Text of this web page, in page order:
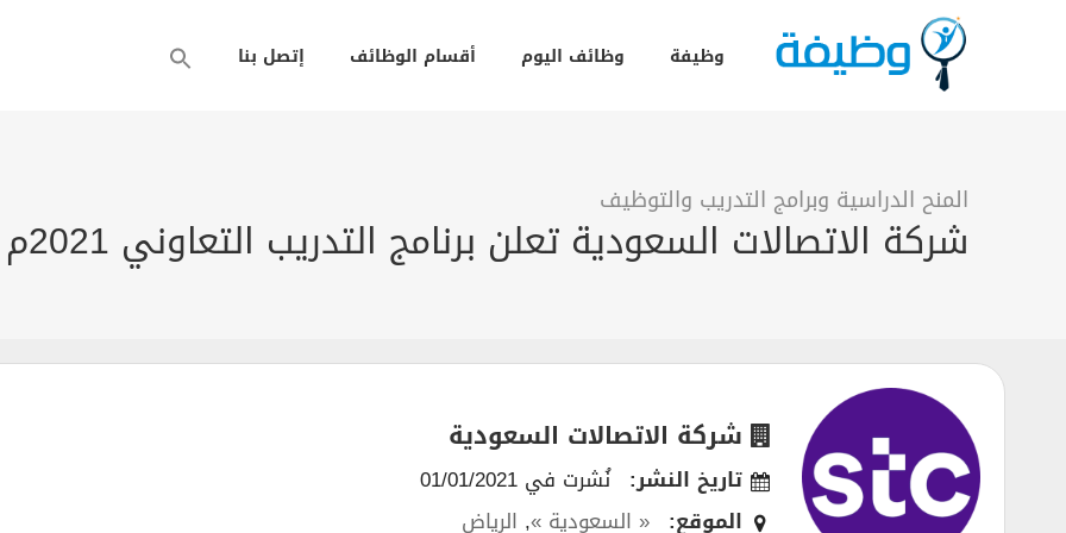
وظيفة وظائف اليوم أقسام الوظائف إتصل بنا
المنح الدراسية وبرامج التدريب والتوظيف
شركة الاتصالات السعودية تعلن برنامج التدريب التعاوني 2021م
شركة الاتصالات السعودية
تاريخ النشر: نُشرت في 01/01/2021
الموقع: « السعودية », الرياض